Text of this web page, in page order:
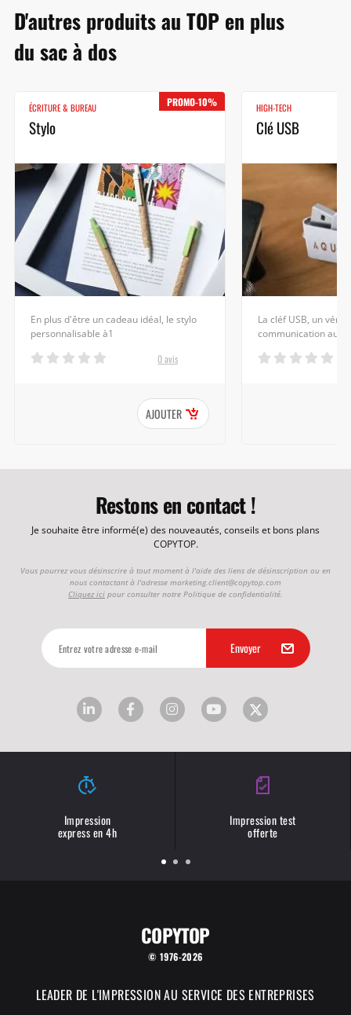
D'autres produits au TOP en plus
du sac à dos
PROMO-10%
ÉCRITURE & BUREAU
Stylo
En plus d'être un cadeau idéal, le stylo
personnalisable à1
0 avis
AJOUTER
HIGH-TECH
Clé USB
La cléf USB, un
communication aux
Restons en contact !
Je souhaite être informé(e) des nouveautés, conseils et bons plans
COPYTOP.
Vous pourrez vous désinscrire à tout moment à l'aide des liens de désinscription ou en
nous contactant à l'adresse marketing.client@copytop.com
Cliquez ici pour consulter notre Politique de confidentialité.
Impression
express en 4h
Impression test
offerte
COPYTOP
© 1976-2026
LEADER DE L'IMPRESSION AU SERVICE DES ENTREPRISES